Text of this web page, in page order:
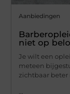
Aanbiedingen
niet op
Je wilt een
meteen
zichtbaar beter